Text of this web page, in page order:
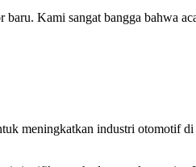
Kami sangat bangga bahwa
meningkatkan industri otomotif